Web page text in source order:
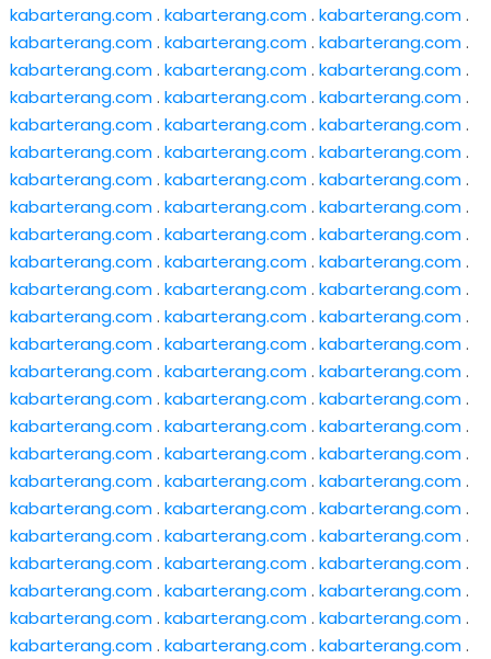
kabarterang.com. kabarterang.com. kabarterang.com.
kabarterang.com. kabarterang.com. kabarterang.com.
kabarterang.com. kabarterang.com. kabarterang.com.
kabarterang.com. kabarterang.com. kabarterang.com.
kabarterang.com. kabarterang.com. kabarterang.com.
kabarterang.com. kabarterang.com. kabarterang.com.
kabarterang.com. kabarterang.com. kabarterang.com.
kabarterang.com. kabarterang.com. kabarterang.com.
kabarterang.com. kabarterang.com. kabarterang.com.
kabarterang.com. kabarterang.com. kabarterang.com.
kabarterang.com. kabarterang.com. kabarterang.com.
kabarterang.com. kabarterang.com. kabarterang.com.
kabarterang.com. kabarterang.com. kabarterang.com.
kabarterang.com. kabarterang.com. kabarterang.com.
kabarterang.com. kabarterang.com. kabarterang.com.
kabarterang.com. kabarterang.com. kabarterang.com.
kabarterang.com. kabarterang.com. kabarterang.com.
kabarterang.com. kabarterang.com. kabarterang.com.
kabarterang.com. kabarterang.com. kabarterang.com.
kabarterang.com. kabarterang.com. kabarterang.com.
kabarterang.com. kabarterang.com. kabarterang.com.
kabarterang.com. kabarterang.com. kabarterang.com.
kabarterang.com. kabarterang.com. kabarterang.com.
kabarterang.com. kabarterang.com. kabarterang.com.